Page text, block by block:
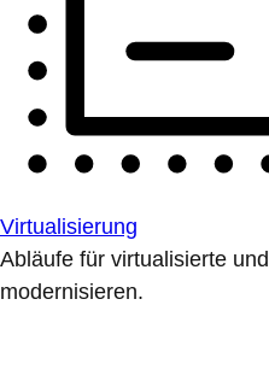
Virtualisierung
Abläufe für virtualisierte
modernisieren.